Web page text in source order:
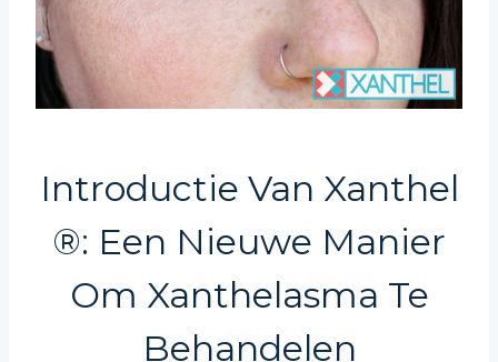
Introductie Van Xanthel
®: Een Nieuwe Manier
Om Xanthelasma Te
Behandelen